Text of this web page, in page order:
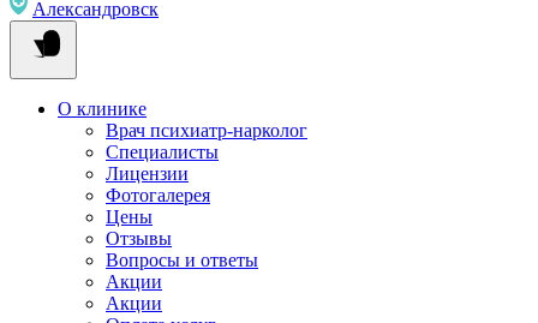
Александровск
О клинике
Врач психиатр-нарколог
Специалисты
Лицензии
Фотогалерея
Цены
Отзывы
Вопросы и ответы
Акции
Акции